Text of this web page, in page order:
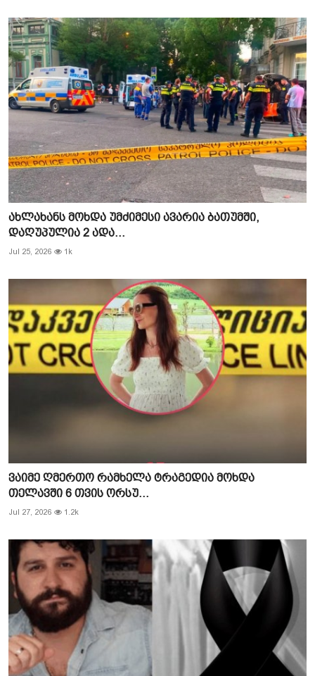
ახლახანს მოხდა უმძიმესი ავარია ბათუმში,
დაღუპულია 2 ადა...
Jul 25, 2026 1k
ვაიმე ღმერთო რამხელა ტრაგედია მოხდა
თელავში 6 თვის ორსუ...
Jul 27, 2026 1.2k